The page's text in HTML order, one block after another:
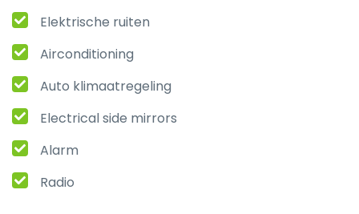
Elektrische ruiten
Airconditioning
Auto klimaatregeling
Electrical side mirrors
Alarm
Radio